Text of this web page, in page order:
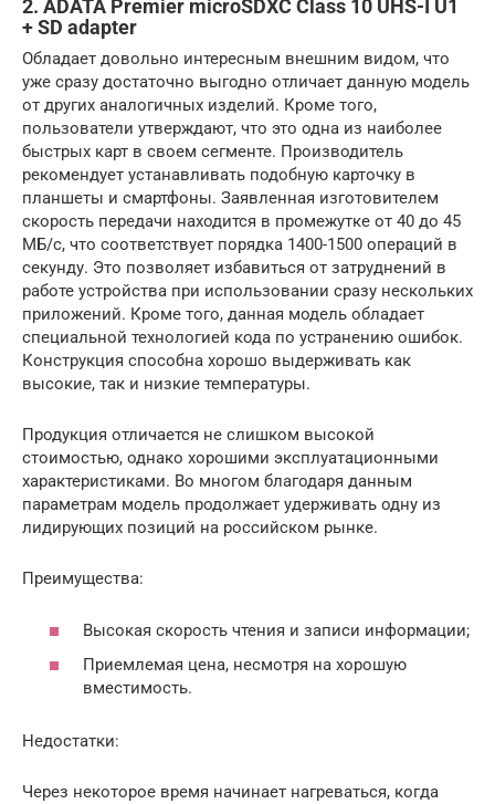
2. ADATA Premier microSDXC Class 10 UHS-I U1
+ SD adapter
Обладает довольно интересным внешним видом, что
уже сразу достаточно выгодно отличает данную модель
от других аналогичных изделий. Кроме того,
пользователи утверждают, что это одна из наиболее
быстрых карт в своем сегменте. Производитель
рекомендует устанавливать подобную карточку в
планшеты и смартфоны. Заявленная изготовителем
скорость передачи находится в промежутке от 40 до 45
МБ/с, что соответствует порядка 1400-1500 операций в
секунду. Это позволяет избавиться от затруднений в
работе устройства при использовании сразу нескольких
приложений. Кроме того, данная модель обладает
специальной технологией кода по устранению ошибок.
Конструкция способна хорошо выдерживать как
высокие, так и низкие температуры.
Продукция отличается не слишком высокой
стоимостью, однако хорошими эксплуатационными
характеристиками. Во многом благодаря данным
параметрам модель продолжает удерживать одну из
лидирующих позиций на российском рынке.
Преимущества:
Высокая скорость чтения и записи информации;
Приемлемая цена, несмотря на хорошую
вместимость.
Недостатки:
Через некоторое время начинает нагреваться, когда